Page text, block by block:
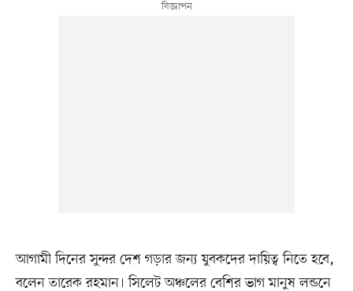
আগামী দিনের সুন্দর দেশ গড়ার জন্য যুবকদের দায়িত্ব নিতে হবে,
বলেন তারেক রহমান। সিলেট অঞ্চলের বেশির ভাগ মানুষ লন্ডনে